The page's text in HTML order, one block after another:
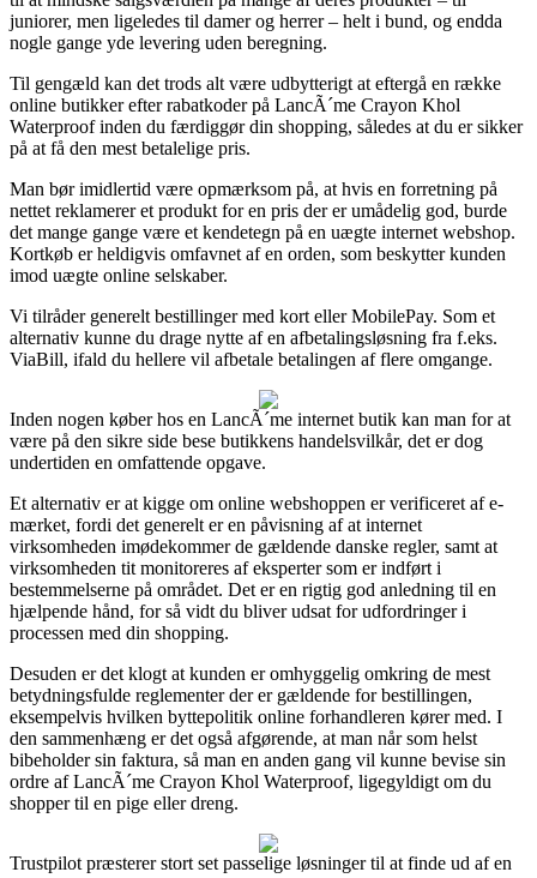
juniorer, men ligeledes til damer og herrer – helt i bund, og endda
nogle gange yde levering uden beregning.
Til gengæld kan det trods alt være udbytterigt at eftergå en række
online butikker efter rabatkoder på LancÃ´me Crayon Khol
Waterproof inden du færdiggør din shopping, således at du er sikker
på at få den mest betalelige pris.
Man bør imidlertid være opmærksom på, at hvis en forretning på
nettet reklamerer et produkt for en pris der er umådelig god, burde
det mange gange være et kendetegn på en uægte internet webshop.
Kortkøb er heldigvis omfavnet af en orden, som beskytter kunden
imod uægte online selskaber.
Vi tilråder generelt bestillinger med kort eller MobilePay. Som et
alternativ kunne du drage nytte af en afbetalingsløsning fra f.eks.
ViaBill, ifald du hellere vil afbetale betalingen af flere omgange.
Inden nogen køber hos en LancÃ´me internet butik kan man for at
være på den sikre side bese butikkens handelsvilkår, det er dog
undertiden en omfattende opgave.
Et alternativ er at kigge om online webshoppen er verificeret af e-
mærket, fordi det generelt er en påvisning af at internet
virksomheden imødekommer de gældende danske regler, samt at
virksomheden tit monitoreres af eksperter som er indført i
bestemmelserne på området. Det er en rigtig god anledning til en
hjælpende hånd, for så vidt du bliver udsat for udfordringer i
processen med din shopping.
Desuden er det klogt at kunden er omhyggelig omkring de mest
betydningsfulde reglementer der er gældende for bestillingen,
eksempelvis hvilken byttepolitik online forhandleren kører med. I
den sammenhæng er det også afgørende, at man når som helst
bibeholder sin faktura, så man en anden gang vil kunne bevise sin
ordre af LancÃ´me Crayon Khol Waterproof, ligegyldigt om du
shopper til en pige eller dreng.
Trustpilot præsterer stort set passelige løsninger til at finde ud af en